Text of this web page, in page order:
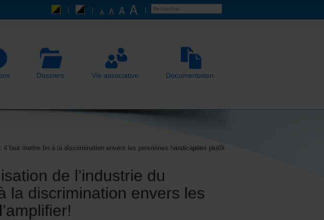
Dossiers Vie associative Documentation
faut mettre fin à la discrimination envers les personnes handicapées plutôt
de l’industrie du
la discrimination envers les